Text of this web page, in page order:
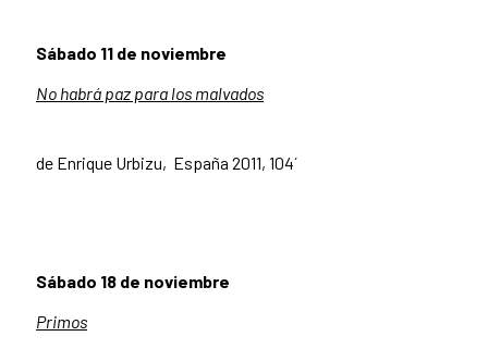
Sábado 11 de noviembre
No habrá paz para los malvados
de Enrique Urbizu, España 2011, 104´
Sábado 18 de noviembre
Primos